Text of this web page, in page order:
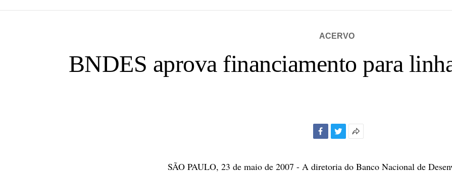
ACERVO
BNDES aprova financiamento para
compartilhamento
SÃO PAULO, 23 de maio de 2007 - A diretoria do Banco Nacional de